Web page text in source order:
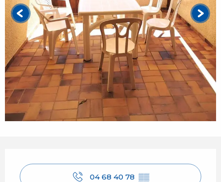
04 68 40 78 ▒▒